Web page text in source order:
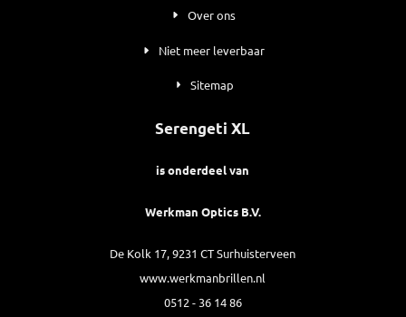
Over ons
Niet meer leverbaar
Sitemap
Serengeti XL
is onderdeel van
Werkman Optics B.V.
De Kolk 17, 9231 CT Surhuisterveen
www.werkmanbrillen.nl
0512 - 36 14 86